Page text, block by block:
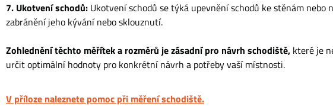
7. Ukotvení schodů: Ukotvení schodů se týká upevnění schodů ke stěnám
zabránění jeho kývání nebo sklouznutí.
Zohlednění těchto měřítek a rozměrů je zásadní pro návrh schodiště, které je
určit optimální hodnoty pro konkrétní návrh a potřeby vaší místnosti.
V příloze naleznete pomoc při měření schodiště.